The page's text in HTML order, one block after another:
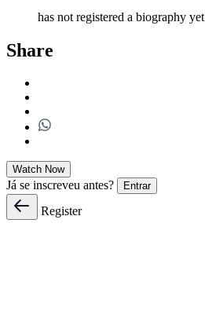
has not registered a biography yet
Share
Watch Now
Já se inscreveu antes? Entrar
Register